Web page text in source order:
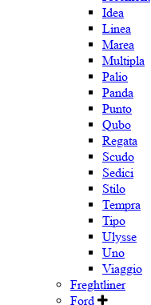
Idea
Linea
Marea
Multipla
Palio
Panda
Punto
Qubo
Regata
Scudo
Sedici
Stilo
Tempra
Tipo
Ulysse
Uno
Viaggio
Freghtliner
Ford